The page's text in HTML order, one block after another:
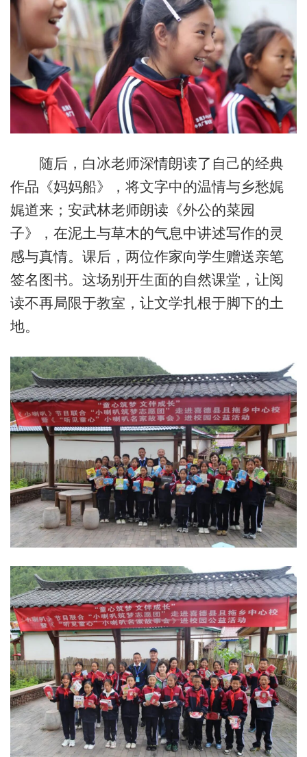
随后，白冰老师深情朗读了自己的经典
作品《妈妈船》，将文字中的温情与乡愁娓
娓道来；安武林老师朗读《外公的菜园
子》，在泥土与草木的气息中讲述写作的灵
感与真情。课后，两位作家向学生赠送亲笔
签名图书。这场别开生面的自然课堂，让阅
读不再局限于教室，让文学扎根于脚下的土
地。